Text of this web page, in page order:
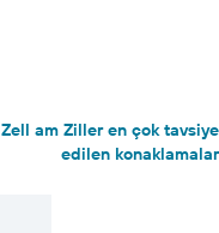
Zell am Ziller en çok tavsiye
edilen konaklamalar